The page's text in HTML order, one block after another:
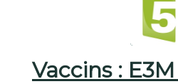
Vaccins :